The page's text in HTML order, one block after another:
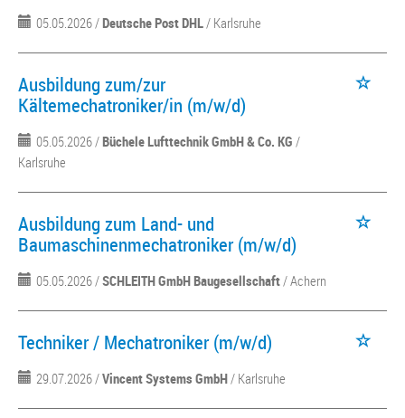
05.05.2026 /Deutsche Post DHL/ Karlsruhe
Ausbildung zum/zur
Kältemechatroniker/in (m/w/d)
05.05.2026 /Büchele Lufttechnik GmbH & Co. KG /
Karlsruhe
Ausbildung zum Land- und
Baumaschinenmechatroniker (m/w/d)
05.05.2026 /SCHLEITH GmbH Baugesellschaft/ Achern
Techniker / Mechatroniker (m/w/d)
29.07.2026 /Vincent Systems GmbH/ Karlsruhe